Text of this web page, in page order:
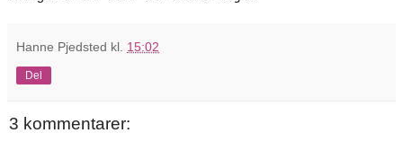
Hanne Pjedsted kl. 15:02
Del
3 kommentarer: